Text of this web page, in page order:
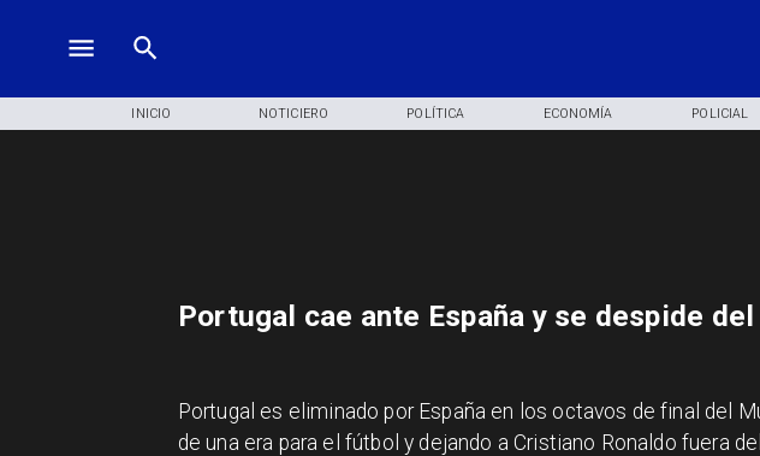
INICIO NOTICIERO POLÍTICA ECONOMÍA POLICIAL
Portugal cae ante España y se despide
Portugal es eliminado por España en los octavos de final del
de una era para el fútbol y dejando a Cristiano Ronaldo fuera